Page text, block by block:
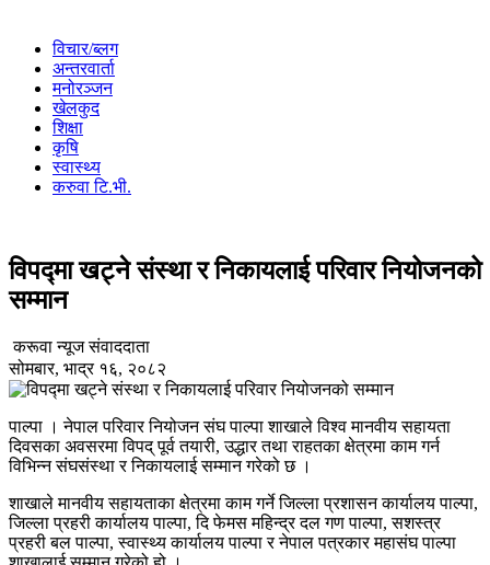
विचार/ब्लग
अन्तरवार्ता
मनोरञ्जन
खेलकुद
शिक्षा
कृषि
स्वास्थ्य
करुवा टि.भी.
विपद्मा खट्ने संस्था र निकायलाई परिवार नियोजनको
सम्मान
करूवा न्यूज संवाददाता
सोमबार, भाद्र १६, २०८२
पाल्पा । नेपाल परिवार नियोजन संघ पाल्पा शाखाले विश्व मानवीय सहायता
दिवसका अवसरमा विपद् पूर्व तयारी, उद्धार तथा राहतका क्षेत्रमा काम गर्न
विभिन्न संघसंस्था र निकायलाई सम्मान गरेको छ ।
शाखाले मानवीय सहायताका क्षेत्रमा काम गर्ने जिल्ला प्रशासन कार्यालय पाल्पा,
जिल्ला प्रहरी कार्यालय पाल्पा, दि फेमस महिन्द्र दल गण पाल्पा, सशस्त्र
प्रहरी बल पाल्पा, स्वास्थ्य कार्यालय पाल्पा र नेपाल पत्रकार महासंघ पाल्पा